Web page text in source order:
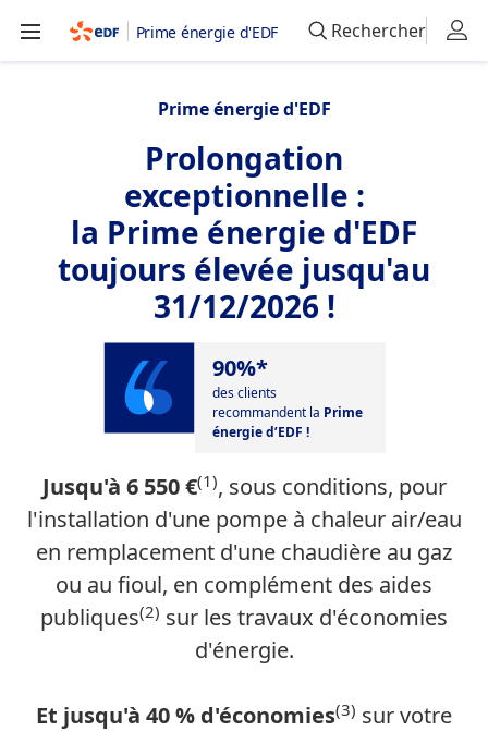
Prime énergie d'EDF Rechercher
Prime énergie d'EDF
Prolongation
exceptionnelle :
la Prime énergie d'EDF
toujours élevée jusqu'au
31/12/2026 !
90%*
des clients
recommandent la Prime
énergie d’EDF !
Jusqu'à 6 550 €(1), sous conditions, pour
l'installation d'une pompe à chaleur air/eau
en remplacement d'une chaudière au gaz
ou au fioul, en complément des aides
publiques(2) sur les travaux d'économies
d'énergie.
Et jusqu'à 40 % d'économies(3) sur votre